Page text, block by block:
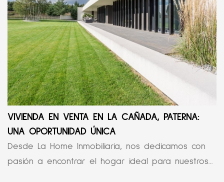
VIVIENDA EN VENTA EN LA CAÑADA, PATERNA:
UNA OPORTUNIDAD ÚNICA
Desde La Home Inmobiliaria, nos dedicamos con
pasión a encontrar el hogar ideal para nuestros...